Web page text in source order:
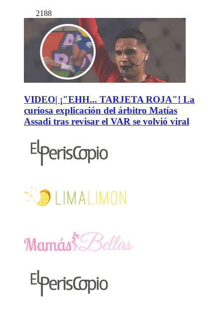
2188
VIDEO| ¡"EHH... TARJETA ROJA"! La
curiosa explicación del árbitro Matías
Assadi tras revisar el VAR se volvió viral